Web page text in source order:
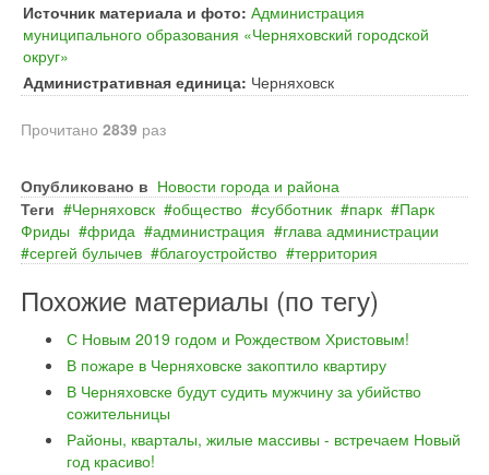
Источник материала и фото: Администрация
муниципального образования «Черняховский городской
округ»
Административная единица: Черняховск
Прочитано 2839 раз
Опубликовано в Новости города и района
Теги
Черняховск общество субботник парк
Парк
Фриды
фрида администрация
глава администрации
сергей булычев
благоустройство территория
Похожие материалы (по тегу)
С Новым 2019 годом и Рождеством Христовым!
В пожаре в Черняховске закоптило квартиру
В Черняховске будут судить мужчину за убийство
сожительницы
Районы, кварталы, жилые массивы - встречаем Новый
год красиво!